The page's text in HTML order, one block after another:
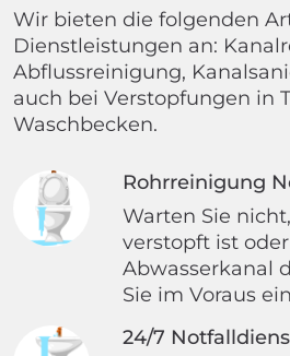
Wir bieten die folgenden
Dienstleistungen an:
Abflussreinigung,
auch bei Verstopfungen in
Waschbecken.
Rohrreinigung
Warten Sie
verstopft ist
Abwasserkanal
Sie im Voraus
24/7